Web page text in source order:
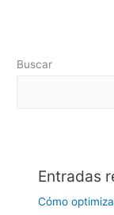
Buscar
Entradas
Cómo